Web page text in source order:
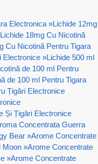
Electronica »Lichide 12mg
Lichide 18mg Cu Nicotină
Cu Nicotină Pentru Tigara
Electronice »Lichide 500 ml
de 100 ml Pentru
de 100 ml Pentru Tigara
Țigări Electronice
Și Țigări Electronice
Concentrata Guerra
Bear »Arome Concentrate
Moon »Arome Concentrate
»Arome Concentrate